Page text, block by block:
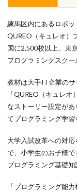
練馬区内にあるロボッ
QUREO（キュレオ）
国に2,500校以上、東
プログラミングスクー
教材は大手IT企業の
「QUREO（キュレ
なストーリー設定が
てプログラミング学習
大学入試改革への対
で、小学生のお子様
プログラミング基礎知
「プログラミング能